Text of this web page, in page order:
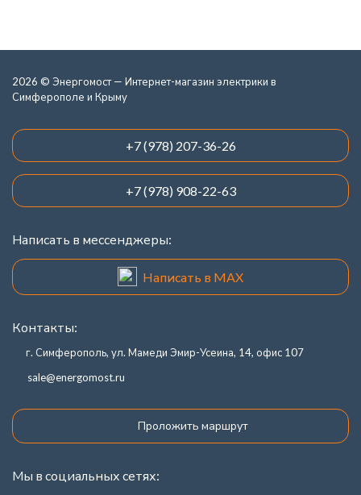
2026 © Энергомост — Интернет-магазин электрики в
Симферополе и Крыму
+7 (978) 207-36-26
+7 (978) 908-22-63
Написать в мессенджеры:
Написать в MAX
Контакты:
г. Симферополь, ул. Мамеди Эмир-Усеина, 14, офис 107
sale@energomost.ru
Проложить маршрут
Мы в социальных сетях: